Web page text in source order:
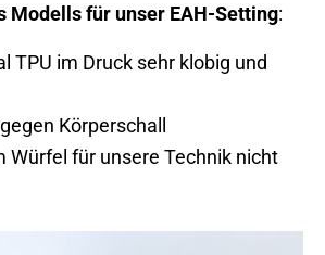
Modells für unser EAH-Setting:
TPU im Druck sehr klobig und
Körperschall
Würfel für unsere Technik nicht